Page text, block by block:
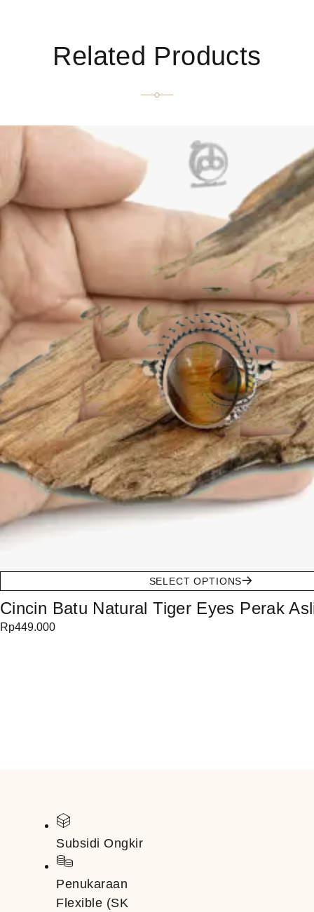
Related Products
SELECT OPTIONS
Cincin Batu Natural Tiger Eyes Perak
Rp449.000
Subsidi Ongkir
Penukaraan
Flexible (SK